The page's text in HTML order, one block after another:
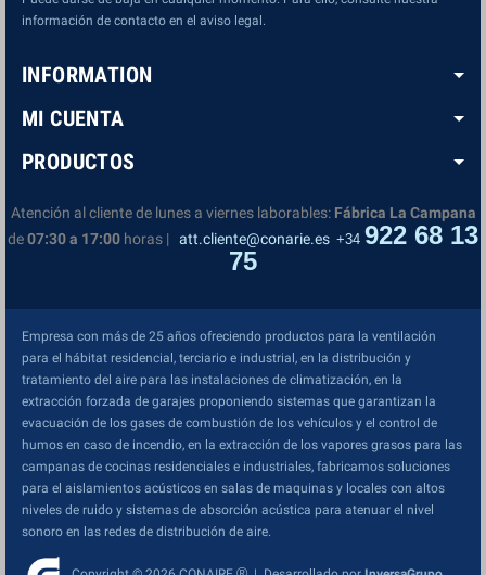
información de contacto en el aviso legal.
INFORMATION
MI CUENTA
PRODUCTOS
Atención al cliente de lunes a viernes laborables: Fábrica La Campana
de07:30 a 17:00 horas | att.cliente@conarie.es +34 922 68 13
75
Empresa con más de 25 años ofreciendo productos para la ventilación
para el hábitat residencial, terciario e industrial, en la distribución y
tratamiento del aire para las instalaciones de climatización, en la
extracción forzada de garajes proponiendo sistemas que garantizan la
evacuación de los gases de combustión de los vehículos y el control de
humos en caso de incendio, en la extracción de los vapores grasos para las
campanas de cocinas residenciales e industriales, fabricamos soluciones
para el aislamientos acústicos en salas de maquinas y locales con altos
niveles de ruido y sistemas de absorción acústica para atenuar el nivel
sonoro en las redes de distribución de aire.